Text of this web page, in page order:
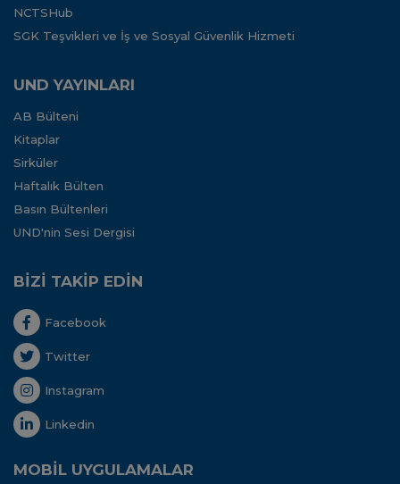
NCTSHub
SGK Teşvikleri ve İş ve Sosyal Güvenlik Hizmeti
UND YAYINLARI
AB Bülteni
Kitaplar
Sirküler
Haftalık Bülten
Basın Bültenleri
UND'nin Sesi Dergisi
BİZİ TAKİP EDİN
Facebook
Twitter
Instagram
Linkedin
MOBİL UYGULAMALAR